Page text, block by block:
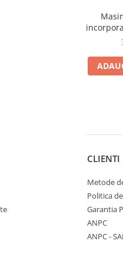
10
Quick
CLIENTI
Metode
Politica
Garantia
ANPC
ANPC -